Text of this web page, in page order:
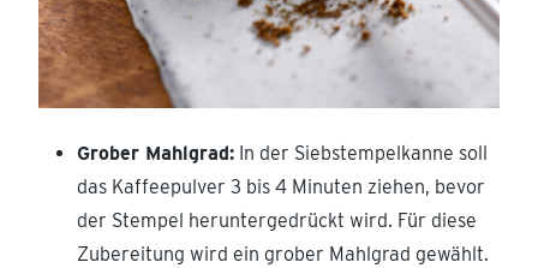
Grober Mahlgrad: In der Siebstempelkanne soll
das Kaffeepulver 3 bis 4 Minuten ziehen, bevor
der Stempel heruntergedrückt wird. Für diese
Zubereitung wird ein grober Mahlgrad gewählt.